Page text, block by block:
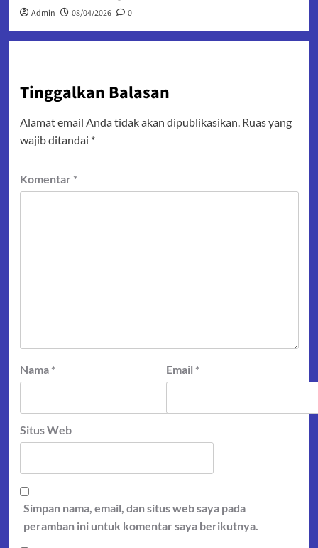
Admin 08/04/2026 0
Tinggalkan Balasan
Alamat email Anda tidak akan dipublikasikan. Ruas yang
wajib ditandai *
Komentar *
Nama * Email *
Situs Web
Simpan nama, email, dan situs web saya pada
peramban ini untuk komentar saya berikutnya.